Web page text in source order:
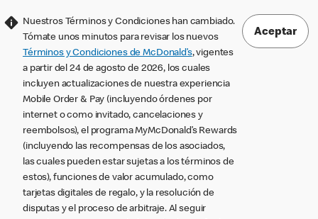
Nuestros Términos y Condiciones han cambiado.
Tómate unos minutos para revisar los nuevos
Términos y Condiciones de McDonald’s, vigentes
a partir del 24 de agosto de 2026, los cuales
incluyen actualizaciones de nuestra experiencia
Mobile Order & Pay (incluyendo órdenes por
internet o como invitado, cancelaciones y
reembolsos), el programa MyMcDonald’s Rewards
(incluyendo las recompensas de los asociados,
las cuales pueden estar sujetas a los términos de
estos), funciones de valor acumulado, como
tarjetas digitales de regalo, y la resolución de
disputas y el proceso de arbitraje. Al seguir
Aceptar